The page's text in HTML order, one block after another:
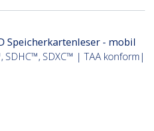
Speicherkartenleser - mobil
SDHC™, SDXC™ | TAA konform|